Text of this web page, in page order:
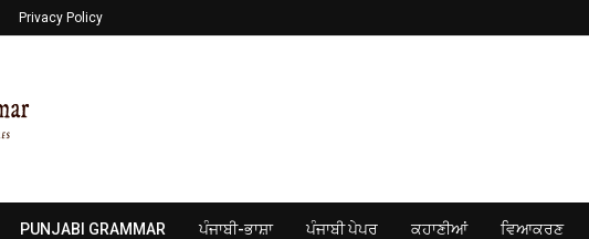
Privacy Policy
PUNJABI GRAMMAR ਪੰਜਾਬੀ-ਭਾਸ਼ਾ ਪੰਜਾਬੀ ਪੇਪਰ ਕਹਾਣੀਆਂ ਵਿਆਕਰਣ